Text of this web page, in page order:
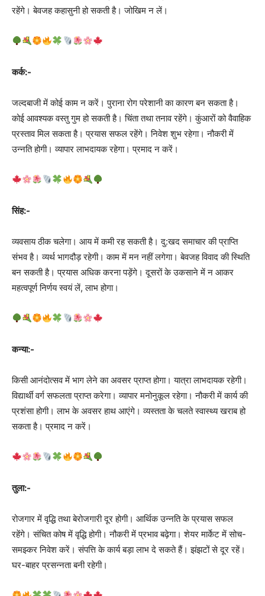
रहेंगे। बेवजह कहासुनी हो सकती है। जोखिम न लें।
कर्क:-
जल्दबाजी में कोई काम न करें। पुराना रोग परेशानी का कारण बन सकता है।
कोई आवश्यक वस्तु गुम हो सकती है। चिंता तथा तनाव रहेंगे। कुंआरों को वैवाहिक
प्रस्ताव मिल सकता है। प्रयास सफल रहेंगे। निवेश शुभ रहेगा। नौकरी में
उन्नति होगी। व्यापार लाभदायक रहेगा। प्रमाद न करें।
सिंह:-
व्यवसाय ठीक चलेगा। आय में कमी रह सकती है। दु:खद समाचार की प्राप्ति
संभव है। व्यर्थ भागदौड़ रहेगी। काम में मन नहीं लगेगा। बेवजह विवाद की स्थिति
बन सकती है। प्रयास अधिक करना पड़ेंगे। दूसरों के उकसाने में न आकर
महत्वपूर्ण निर्णय स्वयं लें, लाभ होगा।
कन्या:-
किसी आनंदोत्सव में भाग लेने का अवसर प्राप्त होगा। यात्रा लाभदायक रहेगी।
विद्यार्थी वर्ग सफलता प्राप्त करेगा। व्यापार मनोनुकूल रहेगा। नौकरी में कार्य की
प्रशंसा होगी। लाभ के अवसर हाथ आएंगे। व्यस्तता के चलते स्वास्थ्य खराब हो
सकता है। प्रमाद न करें।
तुला:-
रोजगार में वृद्धि तथा बेरोजगारी दूर होगी। आर्थिक उन्नति के प्रयास सफल
रहेंगे। संचित कोष में वृद्धि होगी। नौकरी में प्रभाव बढ़ेगा। शेयर मार्केट में सोच-
समझ्कर निवेश करें। संपत्ति के कार्य बड़ा लाभ दे सकते हैं। झंझटों से दूर रहें।
घर-बाहर प्रसन्नता बनी रहेगी।